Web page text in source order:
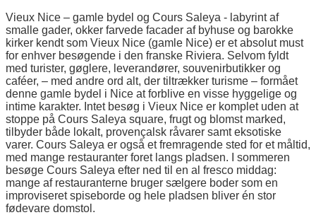
Vieux Nice – gamle bydel og Cours Saleya - labyrint af
smalle gader, okker farvede facader af byhuse og barokke
kirker kendt som Vieux Nice (gamle Nice) er et absolut must
for enhver besøgende i den franske Riviera. Selvom fyldt
med turister, gøglere, leverandører, souvenirbutikker og
caféer, – med andre ord alt, der tiltrækker turisme – formået
denne gamle bydel i Nice at forblive en visse hyggelige og
intime karakter. Intet besøg i Vieux Nice er komplet uden at
stoppe på Cours Saleya square, frugt og blomst marked,
tilbyder både lokalt, provençalsk råvarer samt eksotiske
varer. Cours Saleya er også et fremragende sted for et måltid,
med mange restauranter foret langs pladsen. I sommeren
besøge Cours Saleya efter ned til en al fresco middag:
mange af restauranterne bruger sælgere boder som en
improviseret spiseborde og hele pladsen bliver én stor
fødevare domstol.